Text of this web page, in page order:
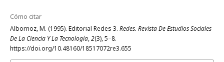
Cómo citar
Albornoz, M. (1995). Editorial Redes 3. Redes. Revista De Estudios Sociales
De La Ciencia Y La Tecnología,2(3), 5–8.
https://doi.org/10.48160/18517072re3.655